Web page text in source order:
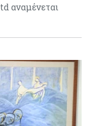
αναμένεται